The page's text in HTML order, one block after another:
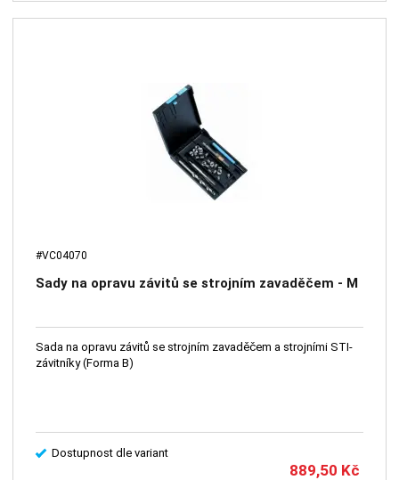
#VC04070
Sady na opravu závitů se strojním zavaděčem - M
Sada na opravu závitů se strojním zavaděčem a strojními STI-
závitníky (Forma B)
Dostupnost dle variant
889,50 Kč